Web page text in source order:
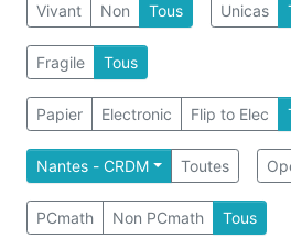
Vivant Non Tous Unicas
Fragile Tous
Papier Electronic Flip to Elec
Nantes - CRDM Toutes
PCmath Non PCmath Tous